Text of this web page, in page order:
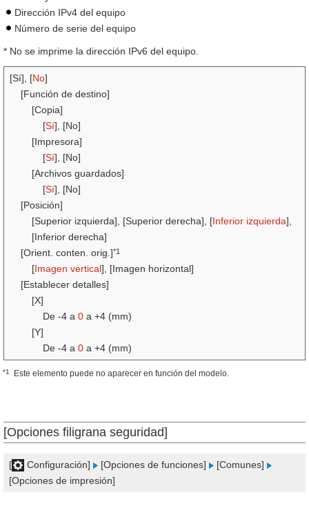
Dirección IPv4 del equipo
Número de serie del equipo
* No se imprime la dirección IPv6 del equipo.
[Sí], [No]
[Función de destino]
[Copia]
[Sí], [No]
[Impresora]
[Sí], [No]
[Archivos guardados]
[Sí], [No]
[Posición]
[Superior izquierda], [Superior derecha], [Inferior izquierda],
[Inferior derecha]
[Orient. conten. orig.]*1
[Imagen vertical], [Imagen horizontal]
[Establecer detalles]
[X]
De -4 a 0 a +4 (mm)
[Y]
De -4 a 0 a +4 (mm)
*1 Este elemento puede no aparecer en función del modelo.
[Opciones filigrana seguridad]
[ Configuración] [Opciones de funciones]
[Comunes]
[Opciones de impresión]